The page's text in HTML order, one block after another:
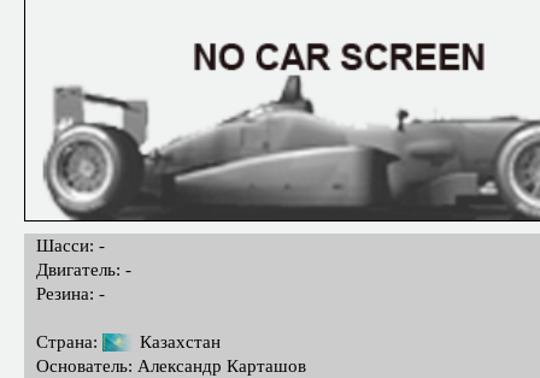
Шасси: -
Двигатель: -
Резина: -
Страна:
Казахстан
Основатель: Александр Карташов